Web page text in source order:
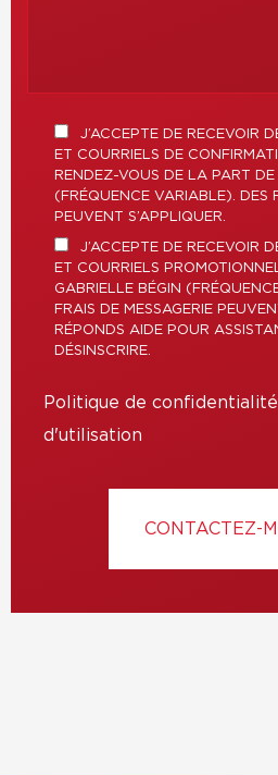
J’ACCEPTE DE RECEVOIR
ET COURRIELS DE
RENDEZ-VOUS DE LA PART DE
(FRÉQUENCE VARIABLE). DES
PEUVENT S’APPLIQUER.
J’ACCEPTE DE RECEVOIR
ET COURRIELS
GABRIELLE BÉGIN
FRAIS DE MESSAGERIE
RÉPONDS AIDE POUR
DÉSINSCRIRE.
Politique de confidentialité
d'utilisation
CONTACTEZ-